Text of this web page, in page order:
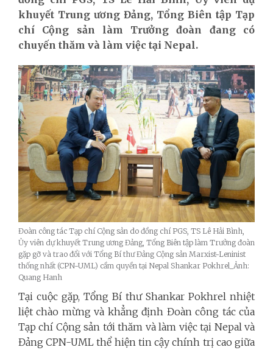
khuyết Trung ương Đảng, Tổng Biên tập Tạp
chí Cộng sản làm Trưởng đoàn đang có
chuyến thăm và làm việc tại Nepal.
Đoàn công tác Tạp chí Cộng sản do đồng chí PGS, TS Lê Hải Bình,
Ủy viên dự khuyết Trung ương Đảng, Tổng Biên tập làm Trưởng đoàn
gặp gỡ và trao đổi với Tổng Bí thư Đảng Cộng sản Marxist-Leninist
thống nhất (CPN-UML) cầm quyền tại Nepal Shankar Pokhrel_Ảnh:
Quang Hanh
Tại cuộc gặp, Tổng Bí thư Shankar Pokhrel nhiệt
liệt chào mừng và khẳng định Đoàn công tác của
Tạp chí Cộng sản tới thăm và làm việc tại Nepal và
Đảng CPN-UML thể hiện tin cậy chính trị cao giữa